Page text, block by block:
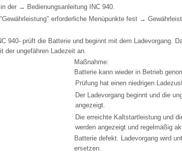
der → Bedienungsanleitung INC 940.
erforderliche Menüpunkte fest →
940- prüft die Batterie und beginnt mit dem Ladevorgang.
der ungefähren Ladezeit an.
Maßnahme:
Batterie kann wieder in Betrieb
Prüfung hat einen niedrigen
Der Ladevorgang beginnt und die
angezeigt.
Die erreichte Kaltstartleistung und
werden angezeigt und regelmäßig
Batterie defekt. Ladevorgang wird
ersetzen.